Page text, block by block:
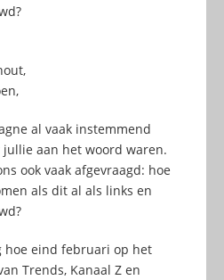
al vaak instemmend
aan het woord waren.
ook vaak afgevraagd: hoe
als dit al als links en
hoe eind februari op het
Trends, Kanaal Z en